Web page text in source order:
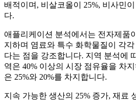
배적이며, 비살코올이 25%, 비사민
다.
애플리케이션 분석에서는 전자제품
지하며 염료와 특수 화학물질이 각
다는 점을 강조합니다. 지역 분석에
역은 40% 이상의 시장 점유율을 차
은 25%와 20%를 차지합니다.
지속 가능한 생산의 25% 증가, 재료